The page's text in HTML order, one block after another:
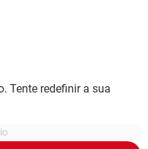
Tente redefinir a sua